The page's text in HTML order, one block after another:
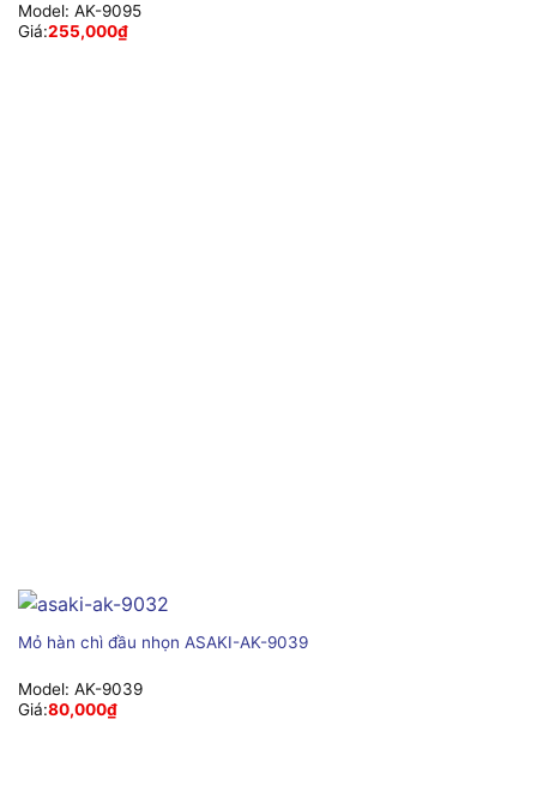
Model: AK-9095
Giá:255,000₫
Mỏ hàn chì đầu nhọn ASAKI-AK-9039
Model: AK-9039
Giá:80,000₫